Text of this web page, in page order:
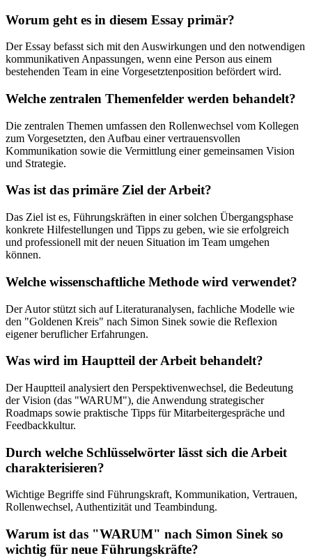
Worum geht es in diesem Essay primär?
Der Essay befasst sich mit den Auswirkungen und den notwendigen
kommunikativen Anpassungen, wenn eine Person aus einem
bestehenden Team in eine Vorgesetztenposition befördert wird.
Welche zentralen Themenfelder werden behandelt?
Die zentralen Themen umfassen den Rollenwechsel vom Kollegen
zum Vorgesetzten, den Aufbau einer vertrauensvollen
Kommunikation sowie die Vermittlung einer gemeinsamen Vision
und Strategie.
Was ist das primäre Ziel der Arbeit?
Das Ziel ist es, Führungskräften in einer solchen Übergangsphase
konkrete Hilfestellungen und Tipps zu geben, wie sie erfolgreich
und professionell mit der neuen Situation im Team umgehen
können.
Welche wissenschaftliche Methode wird verwendet?
Der Autor stützt sich auf Literaturanalysen, fachliche Modelle wie
den "Goldenen Kreis" nach Simon Sinek sowie die Reflexion
eigener beruflicher Erfahrungen.
Was wird im Hauptteil der Arbeit behandelt?
Der Hauptteil analysiert den Perspektivenwechsel, die Bedeutung
der Vision (das "WARUM"), die Anwendung strategischer
Roadmaps sowie praktische Tipps für Mitarbeitergespräche und
Feedbackkultur.
Durch welche Schlüsselwörter lässt sich die Arbeit
charakterisieren?
Wichtige Begriffe sind Führungskraft, Kommunikation, Vertrauen,
Rollenwechsel, Authentizität und Teambindung.
Warum ist das "WARUM" nach Simon Sinek so
wichtig für neue Führungskräfte?